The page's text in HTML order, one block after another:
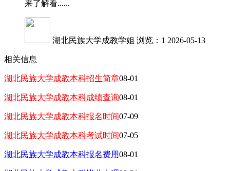
来了解看......
湖北民族大学成教学姐 浏览：1 2026-05-13
相关信息
湖北民族大学成教本科招生简章08-01
湖北民族大学成教本科成绩查询08-01
湖北民族大学成教本科报名时间07-09
湖北民族大学成教本科考试时间07-05
湖北民族大学成教本科报名费用08-01